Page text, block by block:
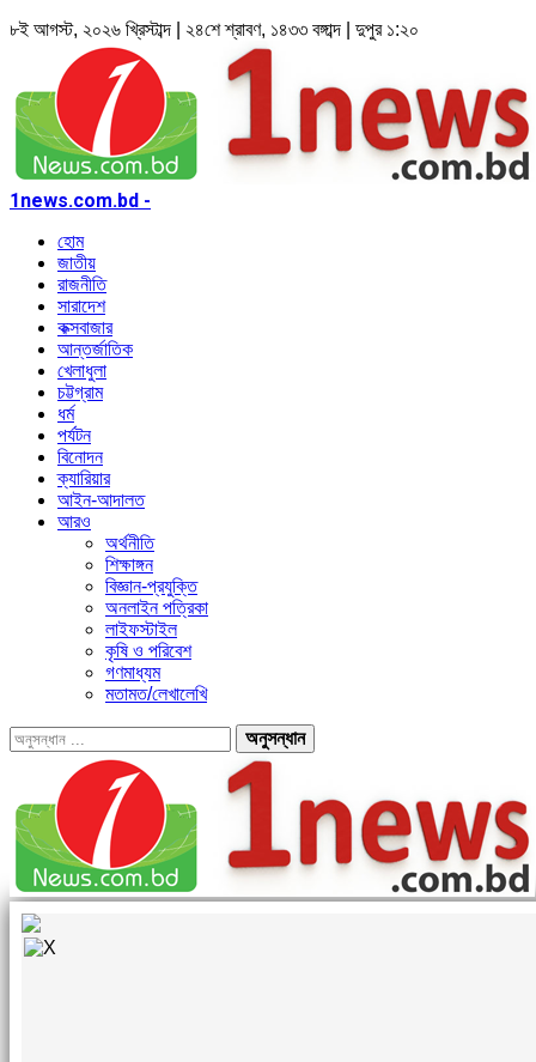
৮ই আগস্ট, ২০২৬ খ্রিস্টাব্দ | ২৪শে শ্রাবণ, ১৪৩৩ বঙ্গাব্দ | দুপুর ১:২০
1news.com.bd -
হোম
জাতীয়
রাজনীতি
সারাদেশ
কক্সবাজার
আন্তর্জাতিক
খেলাধুলা
চট্টগ্রাম
ধর্ম
পর্যটন
বিনোদন
ক্যারিয়ার
আইন-আদালত
আরও
অর্থনীতি
শিক্ষাঙ্গন
বিজ্ঞান-প্রযুক্তি
অনলাইন পত্রিকা
লাইফস্টাইল
কৃষি ও পরিবেশ
গণমাধ্যম
মতামত/লেখালেখি